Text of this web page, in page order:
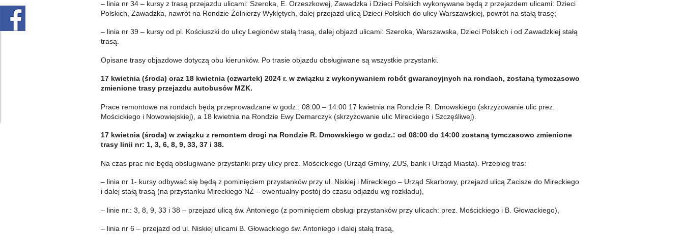
– linia nr 34 – kursy z trasą przejazdu ulicami: Szeroka, E. Orzeszkowej, Zawadzka i Dzieci Polskich wykonywane będą z przejazdem ulicami: Dzieci
Polskich, Zawadzka, nawrót na Rondzie Żołnierzy Wyklętych, dalej przejazd ulicą Dzieci Polskich do ulicy Warszawskiej, powrót na stałą trasę;
– linia nr 39 – kursy od pl. Kościuszki do ulicy Legionów stałą trasą, dalej objazd ulicami: Szeroka, Warszawska, Dzieci Polskich i od Zawadzkiej stałą
trasą.
Opisane trasy objazdowe dotyczą obu kierunków. Po trasie objazdu obsługiwane są wszystkie przystanki.
17 kwietnia (środa) oraz 18 kwietnia (czwartek) 2024 r. w związku z wykonywaniem robót gwarancyjnych na rondach, zostaną tymczasowo
zmienione trasy przejazdu autobusów MZK.
Prace remontowe na rondach będą przeprowadzane w godz.: 08:00 – 14:00 17 kwietnia na Rondzie R. Dmowskiego (skrzyżowanie ulic prez.
Mościckiego i Nowowiejskiej), a 18 kwietnia na Rondzie Ewy Demarczyk (skrzyżowanie ulic Mireckiego i Szczęśliwej).
17 kwietnia (środa) w związku z remontem drogi na Rondzie R. Dmowskiego w godz.: od 08:00 do 14:00 zostaną tymczasowo zmienione
trasy linii nr: 1, 3, 6, 8, 9, 33, 37 i 38.
Na czas prac nie będą obsługiwane przystanki przy ulicy prez. Mościckiego (Urząd Gminy, ZUS, bank i Urząd Miasta). Przebieg tras:
– linia nr 1- kursy odbywać się będą z pominięciem przystanków przy ul. Niskiej i Mireckiego – Urząd Skarbowy, przejazd ulicą Zacisze do Mireckiego
i dalej stałą trasą (na przystanku Mireckiego NŻ – ewentualny postój do czasu odjazdu wg rozkładu),
– linie nr.: 3, 8, 9, 33 i 38 – przejazd ulicą św. Antoniego (z pominięciem obsługi przystanków przy ulicach: prez. Mościckiego i B. Głowackiego),
– linia nr 6 – przejazd od ul. Niskiej ulicami B. Głowackiego św. Antoniego i dalej stałą trasą,